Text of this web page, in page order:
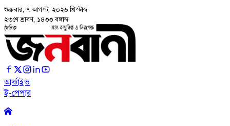
শুক্রবার, ৭ আগস্ট, ২০২৬ খ্রিস্টাব্দ
২৩শে শ্রাবণ, ১৪৩৩ বঙ্গাব্দ
আর্কাইভ
ই-পেপার